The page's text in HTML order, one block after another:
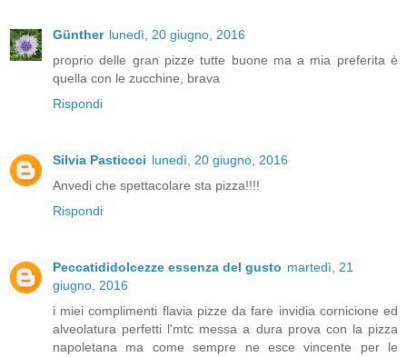
Günther lunedì, 20 giugno, 2016
proprio delle gran pizze tutte buone ma a mia preferita è
quella con le zucchine, brava
Rispondi
Silvia Pasticcci lunedì, 20 giugno, 2016
Anvedi che spettacolare sta pizza!!!!
Rispondi
Peccatididolcezze essenza del gusto martedì, 21
giugno, 2016
i miei complimenti flavia pizze da fare invidia cornicione ed
alveolatura perfetti l'mtc messa a dura prova con la pizza
napoletana ma come sempre ne esce vincente per le